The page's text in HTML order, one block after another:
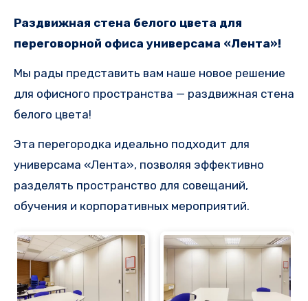
Раздвижная стена белого цвета для
переговорной офиса универсама «Лента»!
Мы рады представить вам наше новое решение
для офисного пространства — раздвижная стена
белого цвета!
Эта перегородка идеально подходит для
универсама «Лента», позволяя эффективно
разделять пространство для совещаний,
обучения и корпоративных мероприятий.